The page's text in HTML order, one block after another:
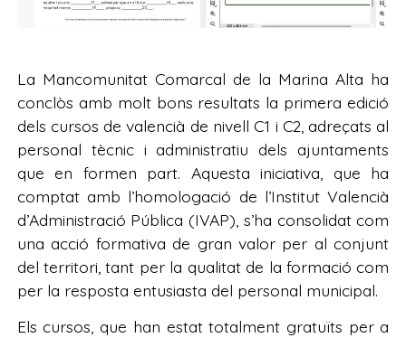
La Mancomunitat Comarcal de la Marina Alta ha
conclòs amb molt bons resultats la primera edició
dels cursos de valencià de nivell C1 i C2, adreçats al
personal tècnic i administratiu dels ajuntaments
que en formen part. Aquesta iniciativa, que ha
comptat amb l’homologació de l’Institut Valencià
d’Administració Pública (IVAP), s’ha consolidat com
una acció formativa de gran valor per al conjunt
del territori, tant per la qualitat de la formació com
per la resposta entusiasta del personal municipal.
Els cursos, que han estat totalment gratuïts per a